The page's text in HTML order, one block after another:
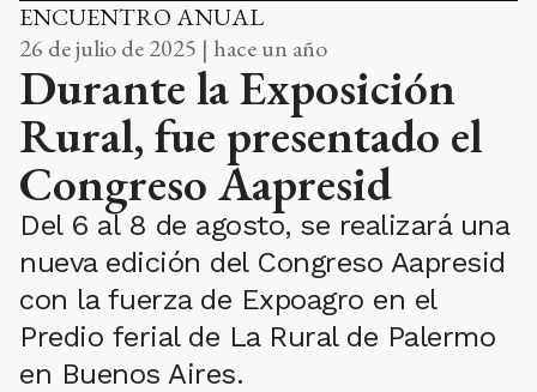
ENCUENTRO ANUAL
26 de julio de 2025 | hace un año
Durante la Exposición
Rural, fue presentado el
Congreso Aapresid
Del 6 al 8 de agosto, se realizará una
nueva edición del Congreso Aapresid
con la fuerza de Expoagro en el
Predio ferial de La Rural de Palermo
en Buenos Aires.